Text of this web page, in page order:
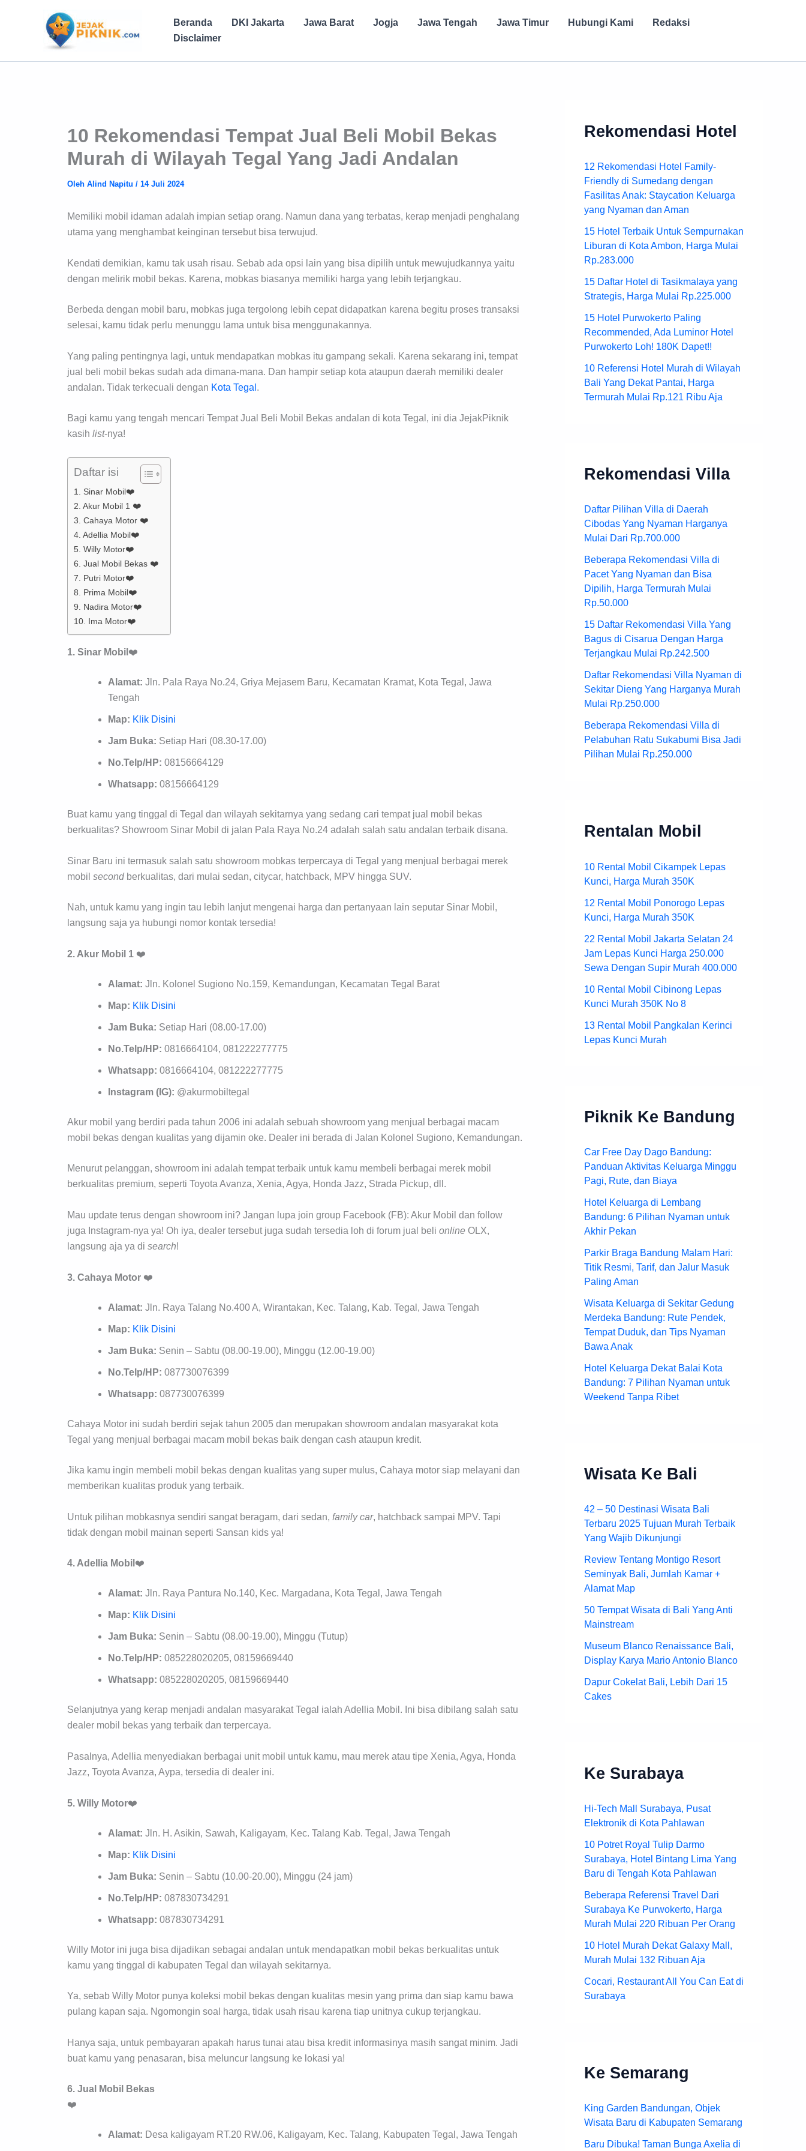
Beranda DKI Jakarta Jawa Barat Jogja Jawa Tengah Jawa Timur Hubungi Kami
Redaksi
Disclaimer
10 Rekomendasi Tempat Jual Beli Mobil Bekas
Murah di Wilayah Tegal Yang Jadi Andalan
Oleh Alind Napitu / 14 Juli 2024
Memiliki mobil idaman adalah impian setiap orang. Namun dana yang terbatas, kerap menjadi penghalang
utama yang menghambat keinginan tersebut bisa terwujud.
Kendati demikian, kamu tak usah risau. Sebab ada opsi lain yang bisa dipilih untuk mewujudkannya yaitu
dengan melirik mobil bekas. Karena, mobkas biasanya memiliki harga yang lebih terjangkau.
Berbeda dengan mobil baru, mobkas juga tergolong lebih cepat didapatkan karena begitu proses transaksi
selesai, kamu tidak perlu menunggu lama untuk bisa menggunakannya.
Yang paling pentingnya lagi, untuk mendapatkan mobkas itu gampang sekali. Karena sekarang ini, tempat
jual beli mobil bekas sudah ada dimana-mana. Dan hampir setiap kota ataupun daerah memiliki dealer
andalan. Tidak terkecuali dengan Kota Tegal .
Bagi kamu yang tengah mencari Tempat Jual Beli Mobil Bekas andalan di kota Tegal, ini dia JejakPiknik
kasih list-nya!
Daftar isi
1. Sinar Mobil❤️
2. Akur Mobil 1 ❤️
3. Cahaya Motor ❤️
4. Adellia Mobil❤️
5. Willy Motor❤️
6. Jual Mobil Bekas ❤️
7. Putri Motor❤️
8. Prima Mobil❤️
9. Nadira Motor❤️
10. Ima Motor❤️
1. Sinar Mobil ❤️
Alamat: Jln. Pala Raya No.24, Griya Mejasem Baru, Kecamatan Kramat, Kota Tegal, Jawa
Tengah
Map: Klik Disini
Jam Buka: Setiap Hari (08.30-17.00)
No.Telp/HP: 08156664129
Whatsapp: 08156664129
Buat kamu yang tinggal di Tegal dan wilayah sekitarnya yang sedang cari tempat jual mobil bekas
berkualitas? Showroom Sinar Mobil di jalan Pala Raya No.24 adalah salah satu andalan terbaik disana.
Sinar Baru ini termasuk salah satu showroom mobkas terpercaya di Tegal yang menjual berbagai merek
mobil secondberkualitas, dari mulai sedan, citycar, hatchback, MPV hingga SUV.
Nah, untuk kamu yang ingin tau lebih lanjut mengenai harga dan pertanyaan lain seputar Sinar Mobil,
langsung saja ya hubungi nomor kontak tersedia!
2. Akur Mobil 1 ❤️
Alamat: Jln. Kolonel Sugiono No.159, Kemandungan, Kecamatan Tegal Barat
Map: Klik Disini
Jam Buka: Setiap Hari (08.00-17.00)
No.Telp/HP: 0816664104, 081222277775
Whatsapp: 0816664104, 081222277775
Instagram (IG): @akurmobiltegal
Akur mobil yang berdiri pada tahun 2006 ini adalah sebuah showroom yang menjual berbagai macam
mobil bekas dengan kualitas yang dijamin oke. Dealer ini berada di Jalan Kolonel Sugiono, Kemandungan.
Menurut pelanggan, showroom ini adalah tempat terbaik untuk kamu membeli berbagai merek mobil
berkualitas premium, seperti Toyota Avanza, Xenia, Agya, Honda Jazz, Strada Pickup, dll.
Mau update terus dengan showroom ini? Jangan lupa join group Facebook (FB): Akur Mobil dan follow
juga Instagram-nya ya! Oh iya, dealer tersebut juga sudah tersedia loh di forum jual beli online OLX,
langsung aja ya di search!
3. Cahaya Motor ❤️
Alamat: Jln. Raya Talang No.400 A, Wirantakan, Kec. Talang, Kab. Tegal, Jawa Tengah
Map: Klik Disini
Jam Buka: Senin – Sabtu (08.00-19.00), Minggu (12.00-19.00)
No.Telp/HP: 087730076399
Whatsapp: 087730076399
Cahaya Motor ini sudah berdiri sejak tahun 2005 dan merupakan showroom andalan masyarakat kota
Tegal yang menjual berbagai macam mobil bekas baik dengan cash ataupun kredit.
Jika kamu ingin membeli mobil bekas dengan kualitas yang super mulus, Cahaya motor siap melayani dan
memberikan kualitas produk yang terbaik.
Untuk pilihan mobkasnya sendiri sangat beragam, dari sedan, familycar, hatchback sampai MPV. Tapi
tidak dengan mobil mainan seperti Sansan kids ya!
4. Adellia Mobil ❤️
Alamat: Jln. Raya Pantura No.140, Kec. Margadana, Kota Tegal, Jawa Tengah
Map: Klik Disini
Jam Buka: Senin – Sabtu (08.00-19.00), Minggu (Tutup)
No.Telp/HP: 085228020205, 08159669440
Whatsapp: 085228020205, 08159669440
Selanjutnya yang kerap menjadi andalan masyarakat Tegal ialah Adellia Mobil. Ini bisa dibilang salah satu
dealer mobil bekas yang terbaik dan terpercaya.
Pasalnya, Adellia menyediakan berbagai unit mobil untuk kamu, mau merek atau tipe Xenia, Agya, Honda
Jazz, Toyota Avanza, Aypa, tersedia di dealer ini.
5. Willy Motor❤️
Alamat: Jln. H. Asikin, Sawah, Kaligayam, Kec. Talang Kab. Tegal, Jawa Tengah
Map: Klik Disini
Jam Buka: Senin – Sabtu (10.00-20.00), Minggu (24 jam)
No.Telp/HP: 087830734291
Whatsapp: 087830734291
Willy Motor ini juga bisa dijadikan sebagai andalan untuk mendapatkan mobil bekas berkualitas untuk
kamu yang tinggal di kabupaten Tegal dan wilayah sekitarnya.
Ya, sebab Willy Motor punya koleksi mobil bekas dengan kualitas mesin yang prima dan siap kamu bawa
pulang kapan saja. Ngomongin soal harga, tidak usah risau karena tiap unitnya cukup terjangkau.
Hanya saja, untuk pembayaran apakah harus tunai atau bisa kredit informasinya masih sangat minim. Jadi
buat kamu yang penasaran, bisa meluncur langsung ke lokasi ya!
6. Jual Mobil Bekas
❤️
Alamat: Desa kaligayam RT.20 RW.06, Kaligayam, Kec. Talang, Kabupaten Tegal, Jawa Tengah
Rekomendasi Hotel
12 Rekomendasi Hotel Family-
Friendly di Sumedang dengan
Fasilitas Anak: Staycation Keluarga
yang Nyaman dan Aman
15 Hotel Terbaik Untuk Sempurnakan
Liburan di Kota Ambon, Harga Mulai
Rp.283.000
15 Daftar Hotel di Tasikmalaya yang
Strategis, Harga Mulai Rp.225.000
15 Hotel Purwokerto Paling
Recommended, Ada Luminor Hotel
Purwokerto Loh! 180K Dapet!!
10 Referensi Hotel Murah di Wilayah
Bali Yang Dekat Pantai, Harga
Termurah Mulai Rp.121 Ribu Aja
Rekomendasi Villa
Daftar Pilihan Villa di Daerah
Cibodas Yang Nyaman Harganya
Mulai Dari Rp.700.000
Beberapa Rekomendasi Villa di
Pacet Yang Nyaman dan Bisa
Dipilih, Harga Termurah Mulai
Rp.50.000
15 Daftar Rekomendasi Villa Yang
Bagus di Cisarua Dengan Harga
Terjangkau Mulai Rp.242.500
Daftar Rekomendasi Villa Nyaman di
Sekitar Dieng Yang Harganya Murah
Mulai Rp.250.000
Beberapa Rekomendasi Villa di
Pelabuhan Ratu Sukabumi Bisa Jadi
Pilihan Mulai Rp.250.000
Rentalan Mobil
10 Rental Mobil Cikampek Lepas
Kunci, Harga Murah 350K
12 Rental Mobil Ponorogo Lepas
Kunci, Harga Murah 350K
22 Rental Mobil Jakarta Selatan 24
Jam Lepas Kunci Harga 250.000
Sewa Dengan Supir Murah 400.000
10 Rental Mobil Cibinong Lepas
Kunci Murah 350K No 8
13 Rental Mobil Pangkalan Kerinci
Lepas Kunci Murah
Piknik Ke Bandung
Car Free Day Dago Bandung:
Panduan Aktivitas Keluarga Minggu
Pagi, Rute, dan Biaya
Hotel Keluarga di Lembang
Bandung: 6 Pilihan Nyaman untuk
Akhir Pekan
Parkir Braga Bandung Malam Hari:
Titik Resmi, Tarif, dan Jalur Masuk
Paling Aman
Wisata Keluarga di Sekitar Gedung
Merdeka Bandung: Rute Pendek,
Tempat Duduk, dan Tips Nyaman
Bawa Anak
Hotel Keluarga Dekat Balai Kota
Bandung: 7 Pilihan Nyaman untuk
Weekend Tanpa Ribet
Wisata Ke Bali
42 – 50 Destinasi Wisata Bali
Terbaru 2025 Tujuan Murah Terbaik
Yang Wajib Dikunjungi
Review Tentang Montigo Resort
Seminyak Bali, Jumlah Kamar +
Alamat Map
50 Tempat Wisata di Bali Yang Anti
Mainstream
Museum Blanco Renaissance Bali,
Display Karya Mario Antonio Blanco
Dapur Cokelat Bali, Lebih Dari 15
Cakes
Ke Surabaya
Hi-Tech Mall Surabaya, Pusat
Elektronik di Kota Pahlawan
10 Potret Royal Tulip Darmo
Surabaya, Hotel Bintang Lima Yang
Baru di Tengah Kota Pahlawan
Beberapa Referensi Travel Dari
Surabaya Ke Purwokerto, Harga
Murah Mulai 220 Ribuan Per Orang
10 Hotel Murah Dekat Galaxy Mall,
Murah Mulai 132 Ribuan Aja
Cocari, Restaurant All You Can Eat di
Surabaya
Ke Semarang
King Garden Bandungan, Objek
Wisata Baru di Kabupaten Semarang
Baru Dibuka! Taman Bunga Axelia di